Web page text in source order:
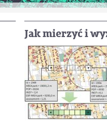
Jak wyznaczać